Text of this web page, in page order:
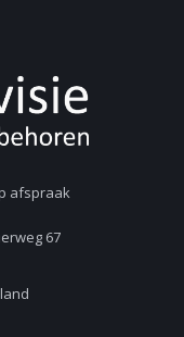
afspraak
67